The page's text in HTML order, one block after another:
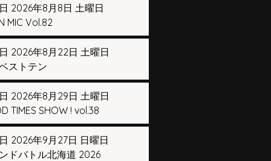
2026年8月8日 土曜日
MIC Vol.82
2026年8月22日 土曜日
ストテン
2026年8月29日 土曜日
TIMES SHOW ! vol.38
2026年9月27日 日曜日
ドバトル北海道 2026